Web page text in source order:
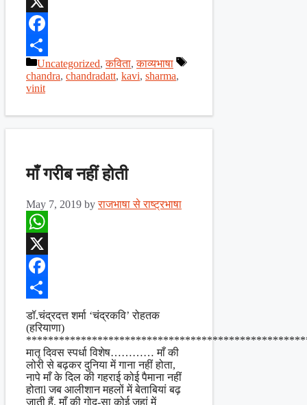
X
Facebook
Share
Categories
Uncategorized,कविता,काव्यभाषा
Tags
chandra, chandradatt, kavi, sharma,
vinit
माँ गरीब नहीं होती
May 7, 2019 byराजभाषा से राष्ट्रभाषा
WhatsApp
X
Facebook
Share
डॉ.चंद्रदत्त शर्मा ‘चंद्रकवि’ रोहतक
(हरियाणा)
मातृ दिवस स्पर्धा विशेष………… माँ की
लोरी से बढ़कर दुनिया में गाना नहीं होता,
नापे माँ के दिल की गहराई कोई पैमाना नहीं
होताl जब आलीशान महलों में बेताबियां बढ़
जाती हैं, माँ की गोद-सा कोई जहां में